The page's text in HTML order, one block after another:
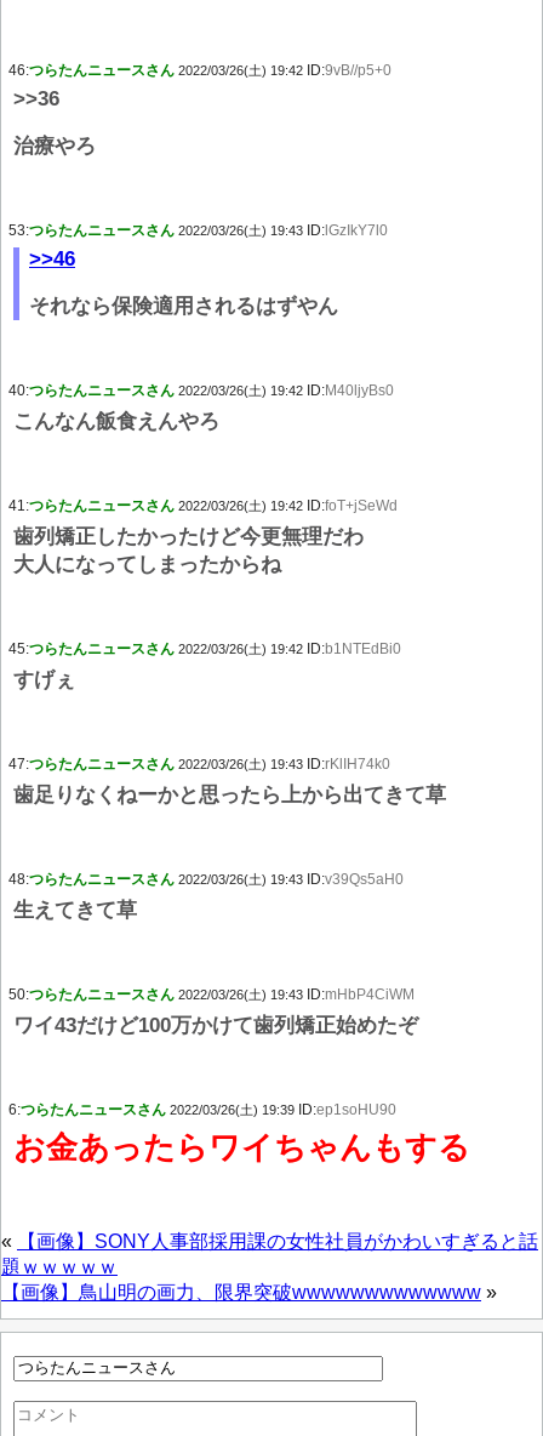
46:つらたんニュースさん 2022/03/26(土) 19:42 ID:9vB//p5+0
>>36
治療やろ
53:つらたんニュースさん 2022/03/26(土) 19:43 ID: lGzIkY7l0
>>46
それなら保険適用されるはずやん
40:つらたんニュースさん 2022/03/26(土) 19:42 ID:M40ljyBs0
こんなん飯食えんやろ
41:つらたんニュースさん 2022/03/26(土) 19:42 ID:foT+jSeWd
歯列矯正したかったけど今更無理だわ
大人になってしまったからね
45:つらたんニュースさん 2022/03/26(土) 19:42 ID:b1NTEdBi0
すげぇ
47:つらたんニュースさん 2022/03/26(土) 19:43 ID:rKlIH74k0
歯足りなくねーかと思ったら上から出てきて草
48:つらたんニュースさん 2022/03/26(土) 19:43 ID:v39Qs5aH0
生えてきて草
50:つらたんニュースさん 2022/03/26(土) 19:43 ID:mHbP4CiWM
ワイ43だけど100万かけて歯列矯正始めたぞ
6:つらたんニュースさん 2022/03/26(土) 19:39 ID:ep1soHU90
お金あったらワイちゃんもする
«
【画像】SONY人事部採用課の女性社員がかわいすぎると話
題ｗｗｗｗｗ
【画像】鳥山明の画力、限界突破wwwwwwwwwwwww »